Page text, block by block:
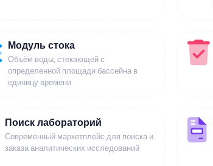
Модуль стока
Объём воды, стекающей с
определенной площади бассейна в
единицу времени
Поиск лабораторий
Современный маркетплейс для поиска и
заказа аналитических исследований